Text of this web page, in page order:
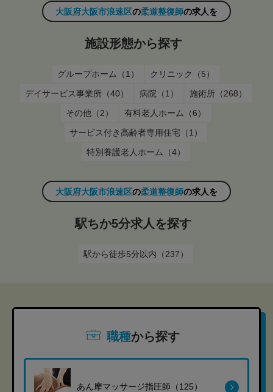
大阪府大阪市浪速区の柔道整復師の求人を
施設形態から探す
グループホーム（1）
クリニック（5）
デイサービス事業所（40）
病院（1）
施術所（268）
その他（2）
有料老人ホーム（6）
サービス付き高齢者専用住宅（1）
特別養護老人ホーム（4）
大阪府大阪市浪速区の柔道整復師の求人を
駅ちか5分求人を探す
駅から徒歩5分以内（237）
職種から探す
あん摩マッサージ指圧師（125）